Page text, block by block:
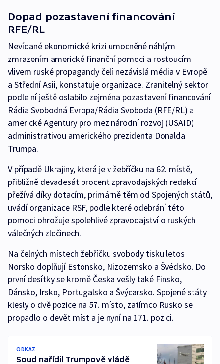
Dopad pozastavení financování
RFE/RL
Nevídané ekonomické krizi umocněné náhlým
zmrazením americké finanční pomoci a rostoucím
vlivem ruské propagandy čelí nezávislá média v Evropě
a Střední Asii, konstatuje organizace. Zranitelný sektor
podle ní ještě oslabilo zejména pozastavení financování
Rádia Svobodná Evropa/Rádia Svoboda (RFE/RL) a
americké Agentury pro mezinárodní rozvoj (USAID)
administrativou amerického prezidenta Donalda
Trumpa.
V případě Ukrajiny, která je v žebříčku na 62. místě,
přibližně devadesát procent zpravodajských redakcí
přežívá díky dotacím, primárně těm od Spojených států,
uvádí organizace RSF, podle které odebrání této
pomoci ohrožuje spolehlivé zpravodajství o ruských
válečných zločinech.
Na čelných místech žebříčku svobody tisku letos
Norsko doplňují Estonsko, Nizozemsko a Švédsko. Do
první desítky se kromě Česka vešly také Finsko,
Dánsko, Irsko, Portugalsko a Švýcarsko. Spojené státy
klesly o dvě pozice na 57. místo, zatímco Rusko se
propadlo o devět míst a je nyní na 171. pozici.
ODKAZ
Soud nařídil Trumpově vládě